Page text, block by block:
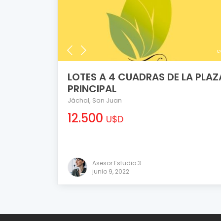
LOTES A 4 CUADRAS DE LA
PRINCIPAL
Jáchal, San Juan
12.500 U$D
Asesor Estudio 3
junio 9, 2022